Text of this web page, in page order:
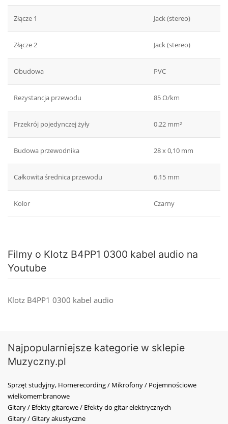
Złącze 1 Jack (stereo)
Złącze 2 Jack (stereo)
Obudowa PVC
Rezystancja przewodu 85 Ω/km
Przekrój pojedynczej żyły 0.22 mm²
Budowa przewodnika 28 x 0,10 mm
Całkowita średnica przewodu 6.15 mm
Kolor Czarny
Filmy o Klotz B4PP1 0300 kabel audio na
Youtube
Klotz B4PP1 0300 kabel audio
Najpopularniejsze kategorie w sklepie
Muzyczny.pl
Sprzęt studyjny, Homerecording / Mikrofony / Pojemnościowe
wielkomembranowe
Gitary / Efekty gitarowe / Efekty do gitar elektrycznych
Gitary / Gitary akustyczne